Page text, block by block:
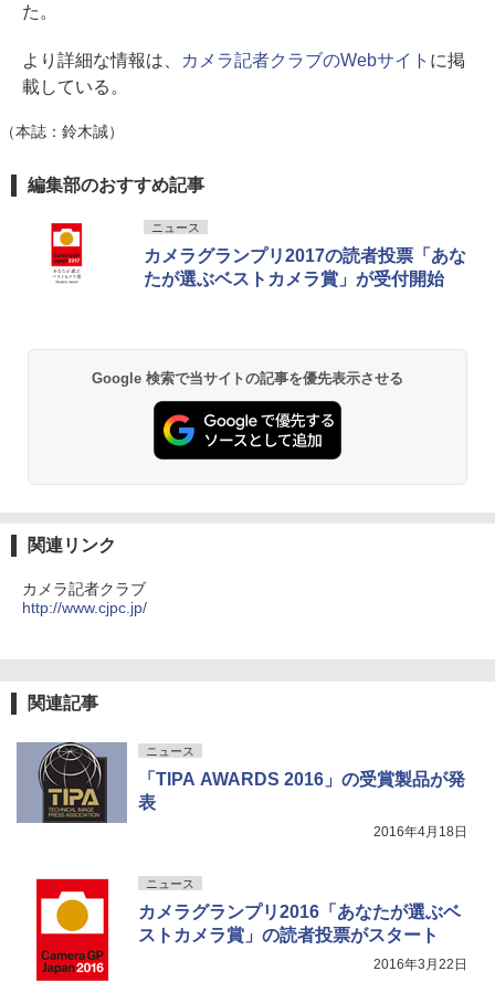
た。
より詳細な情報は、 カメラ記者クラブのWebサイト に掲
載している。
（本誌：鈴木誠）
編集部のおすすめ記事
ニュース
カメラグランプリ2017の読者投票「あな
たが選ぶベストカメラ賞」が受付開始
Google 検索で当サイトの記事を優先表示させる
関連リンク
カメラ記者クラブ
http://www.cjpc.jp/
関連記事
ニュース
「TIPA AWARDS 2016」の受賞製品が発
表
2016年4月18日
ニュース
カメラグランプリ2016「あなたが選ぶベ
ストカメラ賞」の読者投票がスタート
2016年3月22日